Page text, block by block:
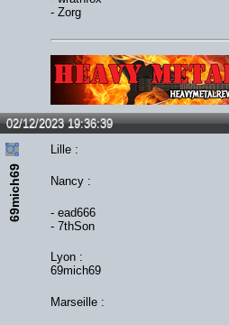
- Zorg
Lien :http://heavymetalreviews.fr/
02/12/2023 19:36:39
69mich69
Lille :
Nancy :
- ead666
- 7thSon
Lyon :
69mich69
Marseille :